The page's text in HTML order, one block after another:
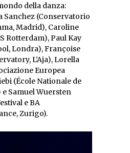
della danza:
Sanchez (Conservatorio
Madrid), Caroline
Rotterdam), Paul Kay
Londra), Françoise
L’Aja), Lorella
Europea
(École Nationale de
Samuel Wuersten
e BA
Zurigo).